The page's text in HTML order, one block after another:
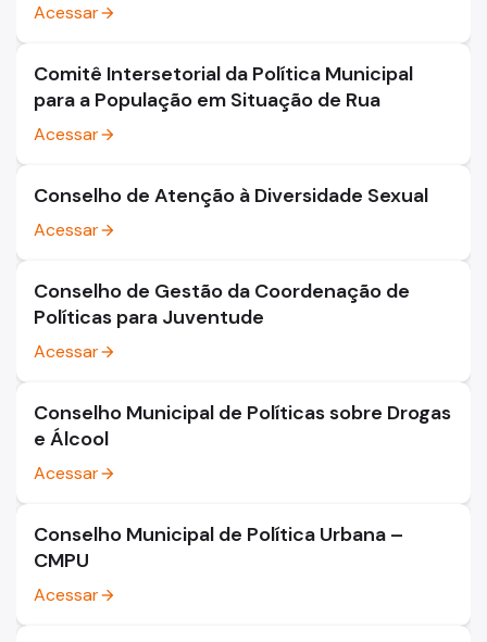
Acessararrow_forward
Comitê Intersetorial da Política Municipal
para a População em Situação de Rua
Acessararrow_forward
Conselho de Atenção à Diversidade Sexual
Acessararrow_forward
Conselho de Gestão da Coordenação de
Políticas para Juventude
Acessararrow_forward
Conselho Municipal de Políticas sobre Drogas
e Álcool
Acessararrow_forward
Conselho Municipal de Política Urbana –
CMPU
Acessararrow_forward